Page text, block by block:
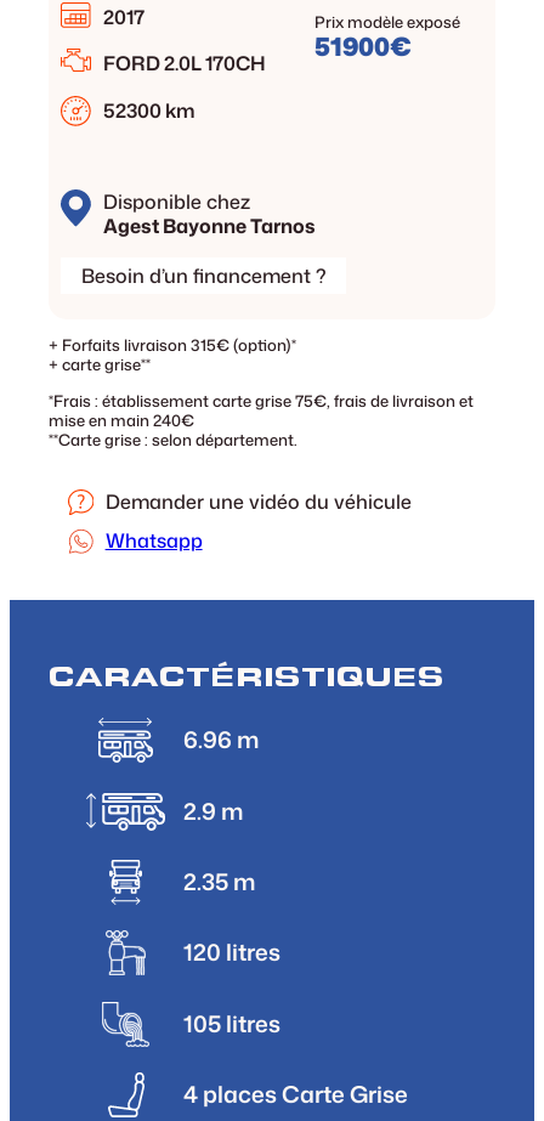
2017
FORD 2.0L 170CH
52300 km
Prix modèle exposé
51900€
Disponible chez
Agest Bayonne Tarnos
Besoin d’un financement ?
+ Forfaits livraison 315€ (option)*
+ carte grise**
*Frais : établissement carte grise 75€, frais de livraison et
mise en main 240€
**Carte grise : selon département.
Demander une vidéo du véhicule
Whatsapp
CARACTÉRISTIQUES
6.96 m
2.9 m
2.35 m
120 litres
105 litres
4 places Carte Grise